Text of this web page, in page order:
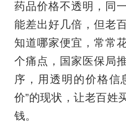
药品价格不透明，同
能差出好几倍，但老
知道哪家便宜，常常
个痛点，国家医保局
序，用透明的价格信
价”的现状，让老百姓
钱。